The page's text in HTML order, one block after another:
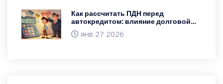
Как рассчитать ПДН перед
автокредитом: влияние долговой
нагрузки на одобрение
янв 27 2026